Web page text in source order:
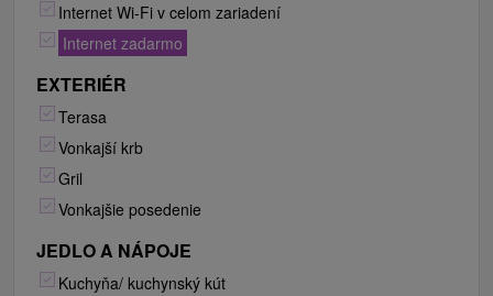
Internet Wi-Fi v celom zariadení
Internet zadarmo
EXTERIÉR
Terasa
Vonkajší krb
Gril
Vonkajšie posedenie
JEDLO A NÁPOJE
Kuchyňa/ kuchynský kút